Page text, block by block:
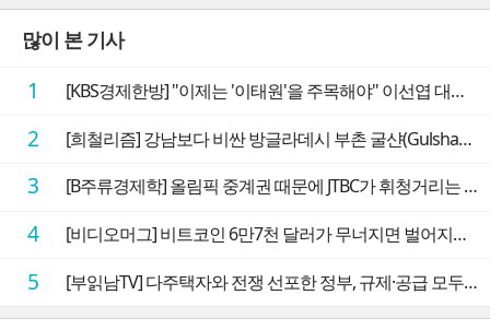
많이 본 기사
1 [KBS경제한방] "이제는 '이태원'을 주목해야" 이선엽 대표가 말하는 AI 시대 투자 성과를 가르는 지점들
2 [희철리즘] 강남보다 비싼 방글라데시 부촌 굴샨(Gulshan)의 극단적인 모습에 충격을 받다
3 [B주류경제학] 올림픽 중계권 때문에 JTBC가 휘청거리는 이유
4 [비디오머그] 비트코인 6만7천 달러가 무너지면 벌어지는 일
5 [부읽남TV] 다주택자와 전쟁 선포한 정부, 규제·공급 모두 실효성 의문